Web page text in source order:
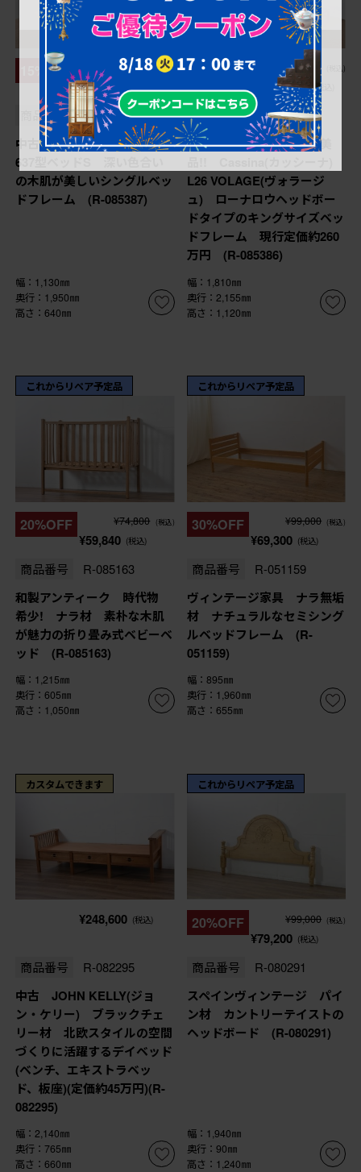
15%OFF ¥247,500 (税込)
¥210,375 (税込)
商品番号 R-085387
中古 美品 松本民芸家具
637型ベッドS 深い色合い
の木肌が美しいシングルベッ
ドフレーム (R-085387)
幅：1,130㎜
奥行：1,950㎜
高さ：640㎜
10%OFF ¥1,250,700 (税込)
¥1,125,630 (税込)
商品番号 R-085386
新古 未使用展示品 超美
L26 VOLAGE(ヴォラージ
ュ) ローナロウヘッドボー
ドタイプのキングサイズベッ
ドフレーム 現行定価約260
万円 (R-085386)
幅：1,810㎜
奥行：2,155㎜
高さ：1,120㎜
これからリペア予定品
20%OFF ¥74,800 (税込)
¥59,840 (税込)
商品番号 R-085163
和製アンティーク 時代物
希少! ナラ材 素朴な木肌
が魅力の折り畳み式ベビーベ
ッド (R-085163)
幅：1,215㎜
奥行：605㎜
高さ：1,050㎜
これからリペア予定品
30%OFF ¥99,000 (税込)
¥69,300 (税込)
商品番号 R-051159
ヴィンテージ家具 ナラ無垢
材 ナチュラルなセミシング
ルベッドフレーム (R-
051159)
幅：895㎜
奥行：1,960㎜
高さ：655㎜
カスタムできます
¥248,600 (税込)
商品番号 R-082295
中古 JOHN KELLY(ジョ
ン・ケリー) ブラックチェ
リー材 北欧スタイルの空間
づくりに活躍するデイベッド
(ベンチ、エキストラベッ
ド、板座)(定価約45万円)(R-
082295)
幅：2,140㎜
奥行：765㎜
高さ：660㎜
これからリペア予定品
20%OFF ¥99,000 (税込)
¥79,200 (税込)
商品番号 R-080291
スペインヴィンテージ パイ
ン材 カントリーテイストの
ヘッドボード (R-080291)
幅：1,940㎜
奥行：90㎜
高さ：1,240㎜